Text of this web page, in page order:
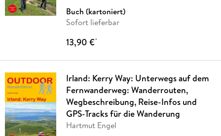
Buch (kartoniert)
Sofort lieferbar
13,90 €*
Irland: Kerry Way: Unterwegs auf dem
Fernwanderweg: Wanderrouten,
Wegbeschreibung, Reise-Infos und
GPS-Tracks für die Wanderung
Hartmut Engel